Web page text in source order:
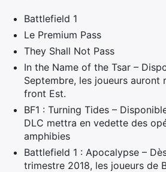
Battlefield 1
Le Premium Pass
They Shall Not Pass
In the Name of the Tsar –
Septembre, les joueurs auront
front Est.
BF1 : Turning Tides –
DLC mettra en vedette des
amphibies
Battlefield 1 : Apocalypse –
trimestre 2018, les joueurs de